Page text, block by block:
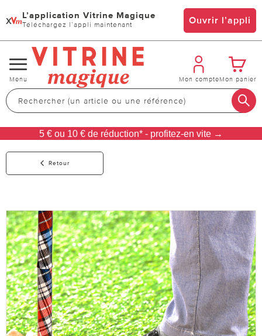
x L’application Vitrine Magique
Téléchargez l’appli maintenant Ouvrir l’appli
Changer
de
navigation
Menu Mon compteMon panier
5 € ou 10 € de réduction* - profitez-en vite →
Retour